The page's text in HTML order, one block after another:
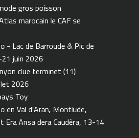
gros poisson
marocain le CAF se
- Lac de Barroude & Pic de
juin 2026
clue terminet (11)
2026
Toy
en Val d'Aran, Montlude,
Era Ansa dera Caudèra, 13-14